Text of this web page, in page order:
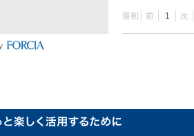
最初 前 1 次